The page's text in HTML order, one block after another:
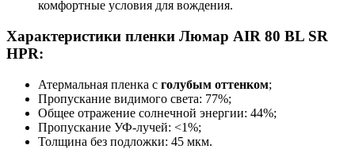
комфортные условия для вождения.
Характеристики пленки Люмар AIR 80 BL SR
HPR:
Атермальная пленка с голубым оттенком;
Пропускание видимого света: 77%;
Общее отражение солнечной энергии: 44%;
Пропускание УФ-лучей: <1%;
Толщина без подложки: 45 мкм.